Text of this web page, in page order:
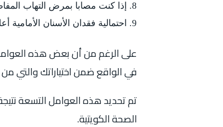
إذا كنت مصابا بمرض التهاب
احتمالية فقدان الأسنان
على الرغم من أن بعض هذه
في الواقع ضمن اختياراتك والتي
تم تحديد هذه العوامل التسعة
الصحة الكويتية.